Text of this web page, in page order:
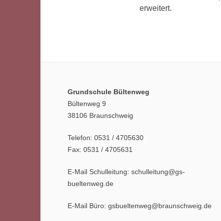
erweitert.
Grundschule Bültenweg
Bültenweg 9
38106 Braunschweig
Telefon: 0531 / 4705630
Fax: 0531 / 4705631
E-Mail Schulleitung: schulleitung@gs-
bueltenweg.de
E-Mail Büro: gsbueltenweg@braunschweig.de